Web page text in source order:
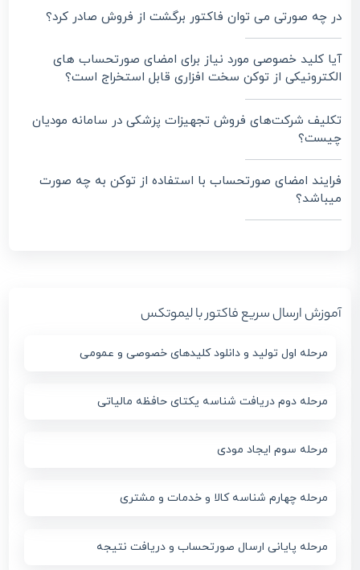
در چه صورتی می توان فاکتور برگشت از فروش صادر کرد؟
آیا کلید خصوصی مورد نیاز برای امضای صورتحساب‌ های
الکترونیکی از توکن سخت افزاری قابل استخراج است؟
تکلیف شرکت‌های فروش تجهیزات پزشکی در سامانه مودیان
چیست؟
فرایند امضای صورتحساب با استفاده از توکن به چه صورت
میباشد؟
آموزش ارسال سریع فاکتور با لیموتکس
مرحله اول تولید و دانلود کلیدهای خصوصی و عمومی
مرحله دوم دریافت شناسه یکتای حافظه مالیاتی
مرحله سوم ایجاد مودی
مرحله چهارم شناسه کالا و خدمات و مشتری
مرحله پایانی ارسال صورتحساب و دریافت نتیجه